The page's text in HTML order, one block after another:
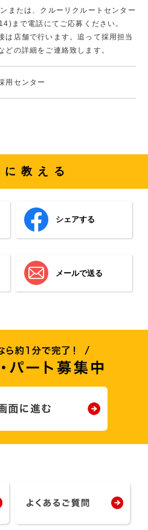
または、クルーリクルートセンター
まで電話にてご応募ください。
は店舗で行います。追って採用担当
どの詳細をご連絡致します。
用センター
教える
シェアする
メールで送る